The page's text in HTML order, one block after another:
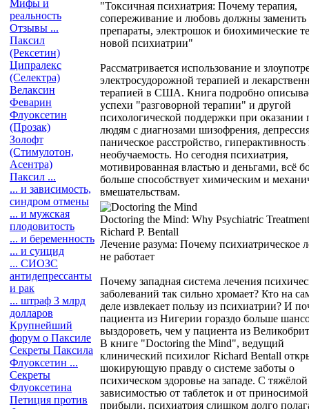
Мифы и
реальность
Отзывы ...
Паксил
(Рексетин)
Ципралекс
(Селектра)
Велаксин
Феварин
Флуоксетин
(Прозак)
Золофт
(Стимулотон,
Асентра)
Паксил ...
... и зависимость,
синдром отмены
... и мужская
плодовитость
... и беременность
... и суицид
... СИОЗС
антидепрессанты
и рак
... штраф 3 млрд
долларов
Крупнейший
форум о Паксиле
Секреты Паксила
Флуоксетин ...
Секреты
Флуоксетина
Петиция против
"Токсичная психиатрия: Почему терапия,
сопереживание и любовь должны заменить
препараты, электрошок и биохимические
новой психиатрии"
Рассматривается использование и
электросудорожной терапией и
терапией в США. Книга подробно
успехи "разговорной терапии" и другой
психологической поддержки при
людям с диагнозами шизофрения,
паническое расстройство, гиперактивность
необучаемость. Но сегодня психиатрия,
мотивированная властью и деньгами, всё
больше способствует химическим и
вмешательствам.
Doctoring the Mind: Why Psychiatric
Richard P. Bentall
Лечение разума: Почему психиатрическое
не работает
Почему западная система лечения
заболеваний так сильно хромает? Кто на
деле извлекает пользу из психиатрии? И
пациента из Нигерии гораздо больше
выздороветь, чем у пациента из
В книге "Doctoring the Mind", ведущий
клинический психилог Richard Bentall
шокирующую правду о системе заботы о
психическом здоровье на западе. С тяжёлой
зависимостью от таблеток и от
прибыли, психиатрия слишком долго